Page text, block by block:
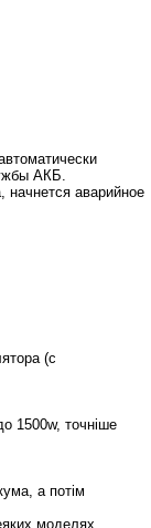
АКБ.
начнется аварийное
(c
1500w, точніше
а потім
моделях